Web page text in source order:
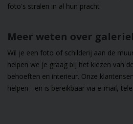
foto's stralen in al hun pracht
Meer weten over
Wil je een foto of schilderij aan de
helpen we je graag bij het kiezen van
behoeften en interieur. Onze
helpen - en is bereikbaar via e-mail,